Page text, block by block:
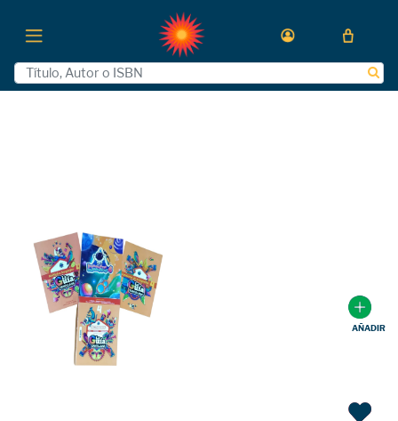
AÑADIR